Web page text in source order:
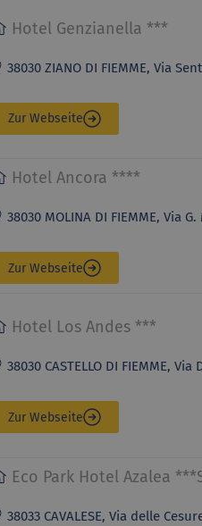
Hotel Genzianella ***
38030 ZIANO DI FIEMME, Via
Zur Webseite
Hotel Ancora ****
38030 MOLINA DI FIEMME, Via
Zur Webseite
Hotel Los Andes ***
38030 CASTELLO DI FIEMME,
Zur Webseite
Eco Park Hotel Azalea
38033 CAVALESE, Via delle